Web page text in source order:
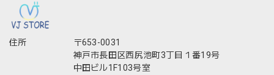
住所
〒653-0031
神戸市長田区西尻池町3丁目１番19号
中田ビル1F103号室